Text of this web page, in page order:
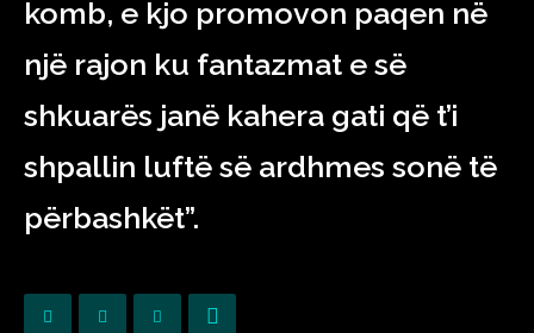
komb, e kjo promovon paqen në
një rajon ku fantazmat e së
shkuarës janë kahera gati që t’i
shpallin luftë së ardhmes sonë të
përbashkët”.